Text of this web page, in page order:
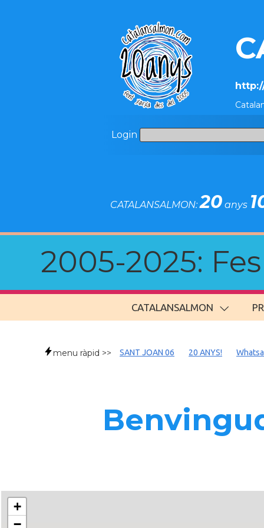
Login
CATALANSALMON:20anys
2005-2025:
CATALANSALMON
menu ràpid >> SANT JOAN 06 20 ANYS!
+
−